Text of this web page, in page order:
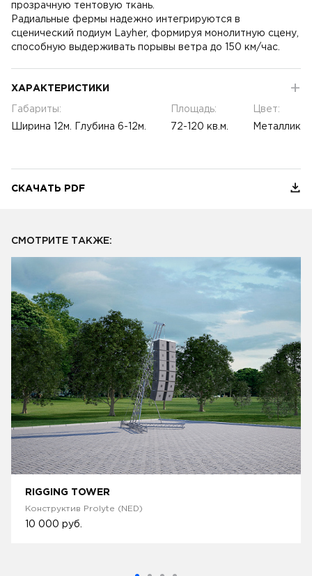
прозрачную тентовую ткань.
Радиальные фермы надежно интегрируются в
сценический подиум Layher, формируя монолитную сцену,
способную выдерживать порывы ветра до 150 км/час.
ХАРАКТЕРИСТИКИ
Габариты:
Ширина 12м. Глубина 6-12м.
Площадь:
72-120 кв.м.
Цвет:
Металлик
СКАЧАТЬ PDF
СМОТРИТЕ ТАКЖЕ:
RIGGING TOWER
Конструктив Prolyte (NED)
10 000 руб.